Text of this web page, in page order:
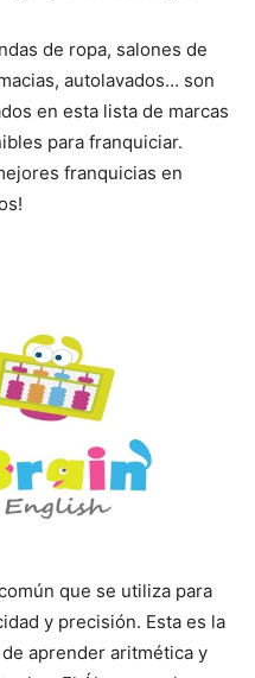
de ropa, salones de
autolavados… son
en esta lista de marcas
para franquiciar.
franquicias en
que se utiliza para
y precisión. Esta es la
aprender aritmética y